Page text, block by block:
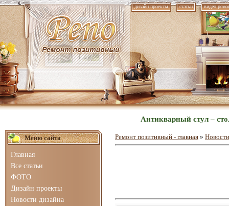
дизайн проекты статьи видео
Антикварный стул –
Меню сайта
Главная
Все статьи
ФОТО
Дизайн проекты
Новости дизайна
Ремонт позитивный - главная »